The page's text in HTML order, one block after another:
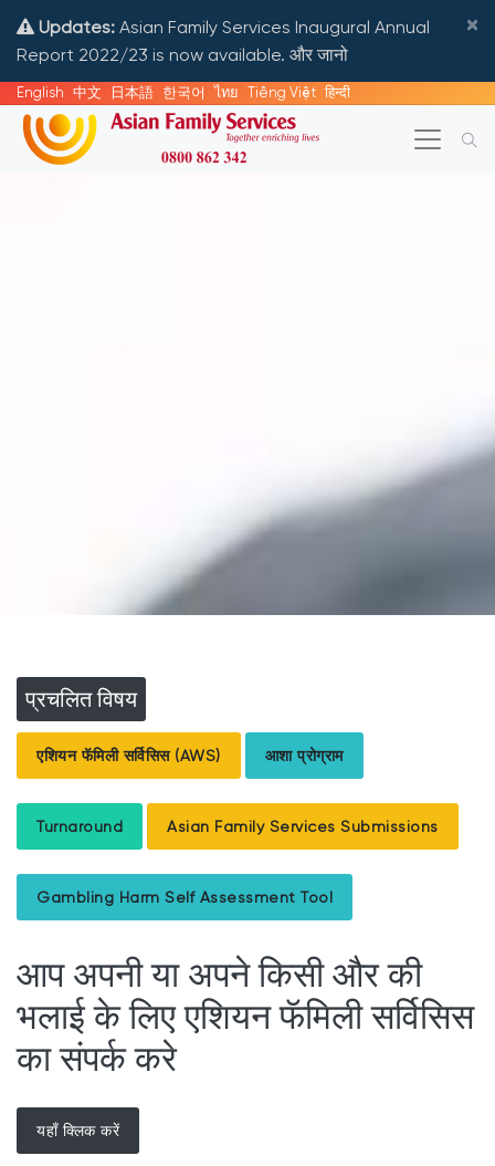
Updates: Asian Family Services Inaugural Annual
Report 2022/23 is now available. और जानो
×
English 中文 日本語 한국어 ไทย Tiếng Việt हिन्दी
प्रचलित विषय
एशियन फॅमिली सर्विसिस (AWS) आशा प्रोग्राम
Turnaround Asian Family Services Submissions
Gambling Harm Self Assessment Tool
आप अपनी या अपने किसी और की
भलाई के लिए एशियन फॅमिली सर्विसिस
का संपर्क करे
यहाँ क्लिक करें